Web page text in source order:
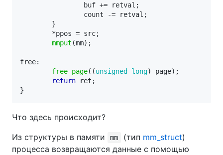
buf += retval ;
count
-= retval ;
}
*ppos = src;
mmput (mm);
free:
free_page((unsigned long) page);
return
ret ;
}
Что здесь происходит?
Из структуры в памяти
mm (тип mm_struct)
процесса возвращаются данные с помощью